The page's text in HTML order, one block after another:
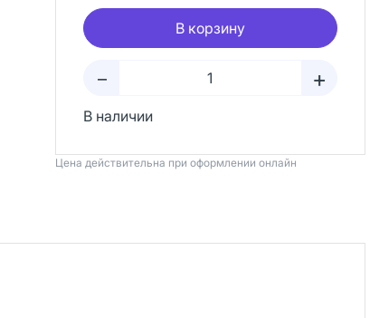
В корзину
– +
В наличии
Цена действительна при оформлении онлайн